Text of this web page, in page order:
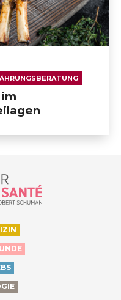
de ma santé, by